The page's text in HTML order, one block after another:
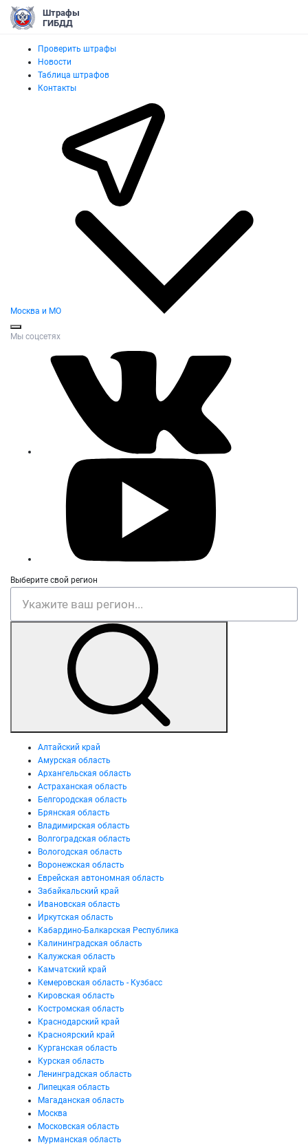
Штрафы
ГИБДД
Проверить штрафы
Новости
Таблица штрафов
Контакты
Москва и МО
Мы соцсетях
Выберите свой регион
Алтайский край
Амурская область
Архангельская область
Астраханская область
Белгородская область
Брянская область
Владимирская область
Волгоградская область
Вологодская область
Воронежская область
Еврейская автономная область
Забайкальский край
Ивановская область
Иркутская область
Кабардино-Балкарская Республика
Калининградская область
Калужская область
Камчатский край
Кемеровская область - Кузбасс
Кировская область
Костромская область
Краснодарский край
Красноярский край
Курганская область
Курская область
Ленинградская область
Липецкая область
Магаданская область
Москва
Московская область
Мурманская область